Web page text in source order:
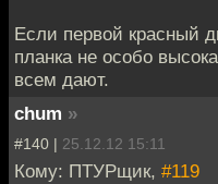
Если первой красный
планка не особо
всем дают.
chum »
#140 | 25.12.12 15:11
Кому: ПТУРщик, #119